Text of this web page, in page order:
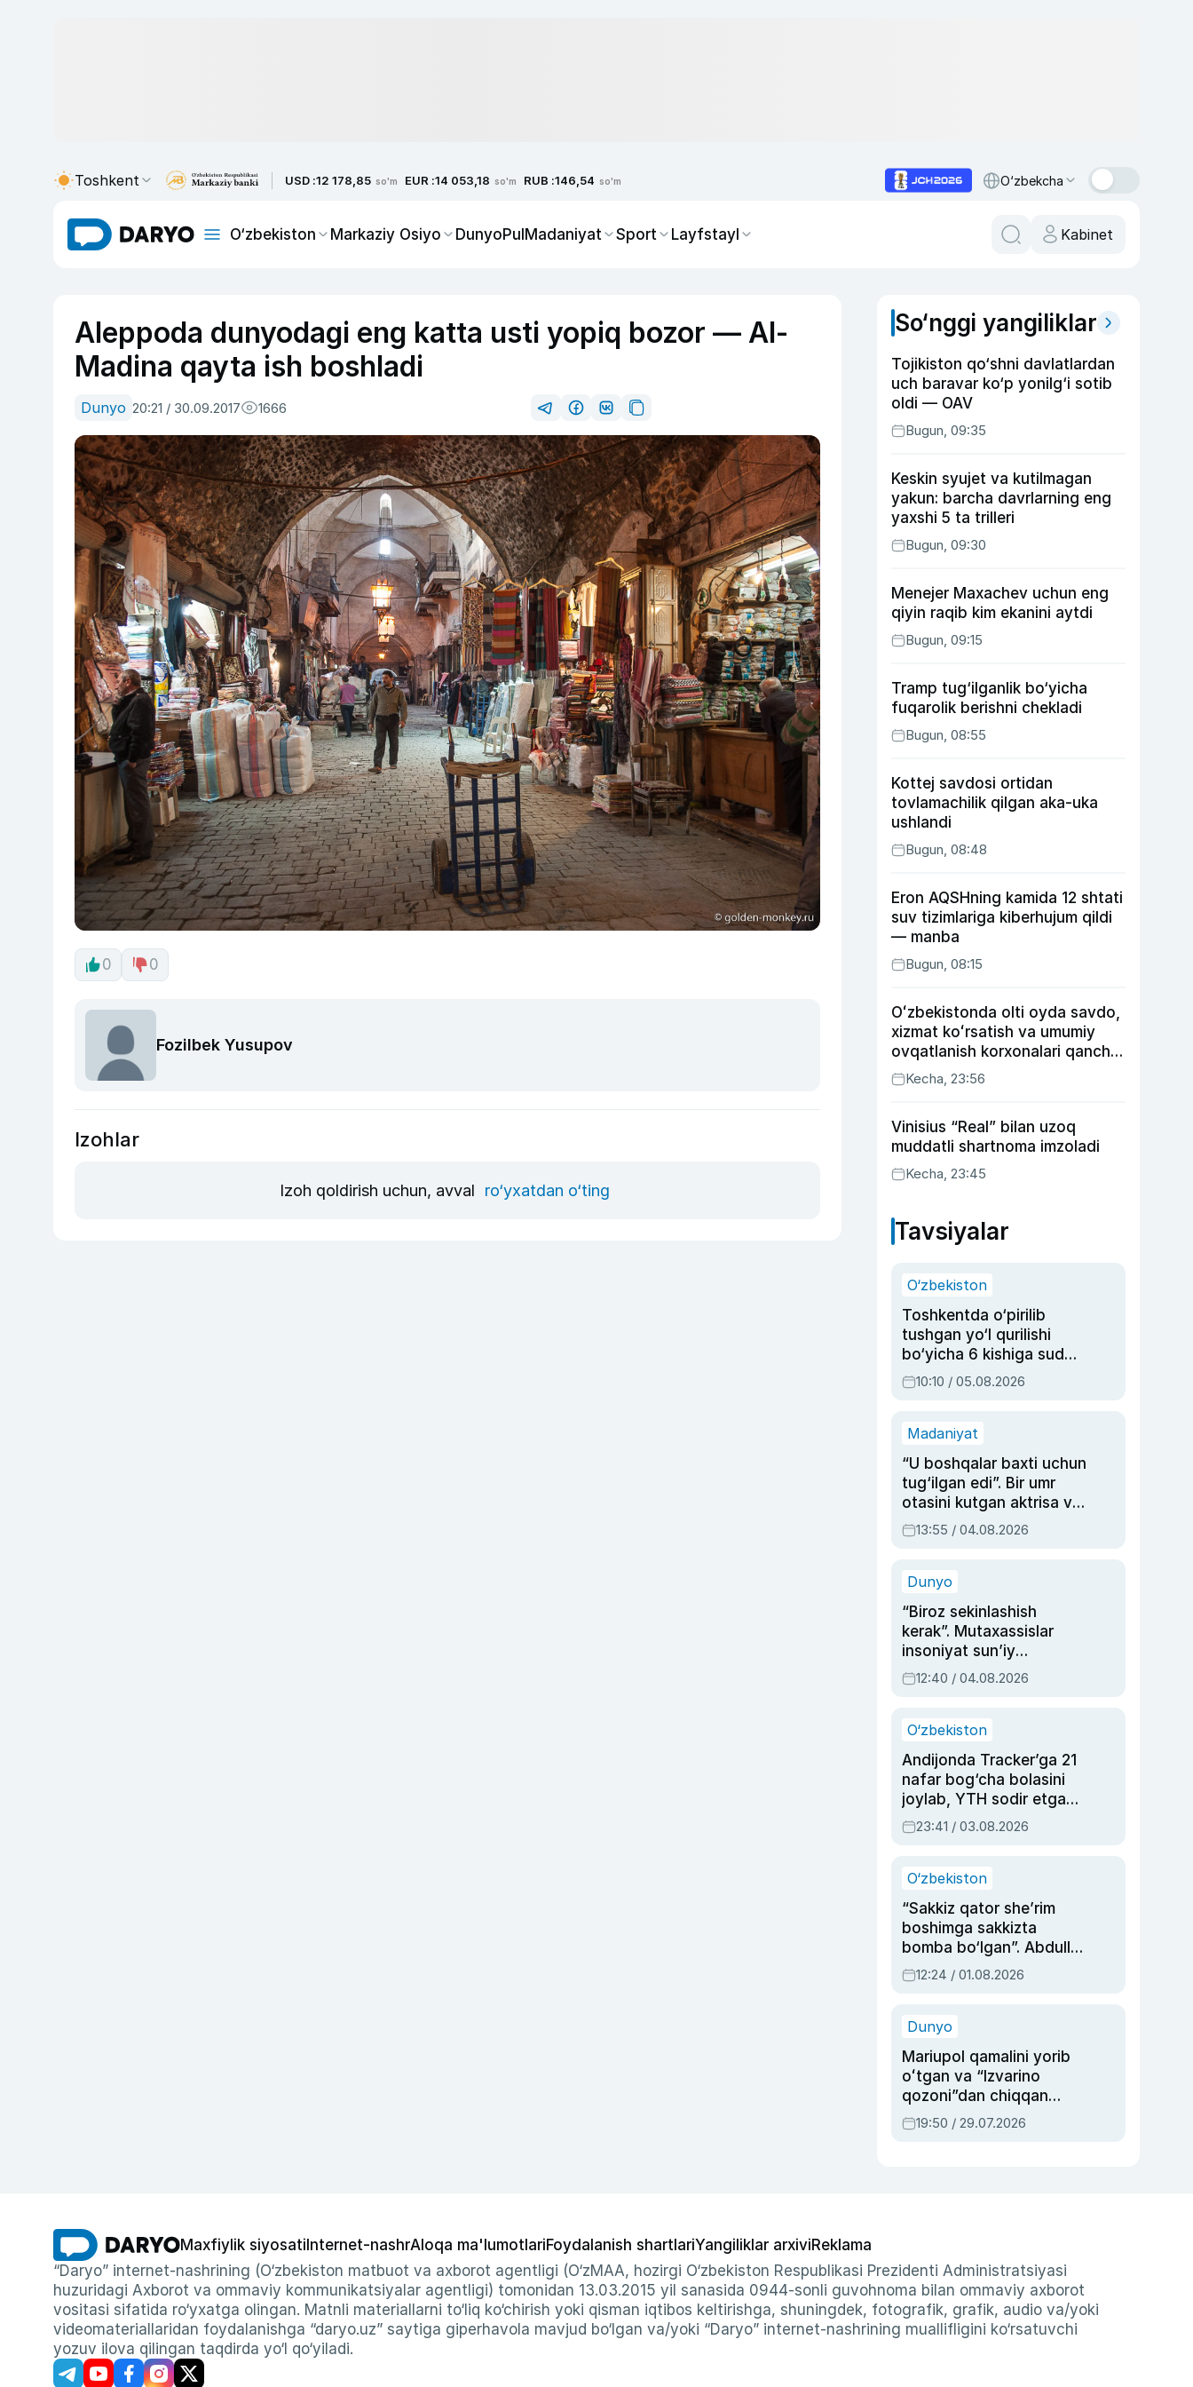
Toshkent USD :12 178,85 so'm EUR :14 053,18 so'm RUB :146,54 so'm O‘zbekcha
O‘zbekiston Markaziy Osiyo DunyoPulMadaniyat Sport Layfstayl Kabinet
Aleppoda dunyodagi eng katta usti yopiq bozor — Al-
Madina qayta ish boshladi
Dunyo 20:21 / 30.09.2017 1666
0 0
Fozilbek Yusupov
Izohlar
Izoh qoldirish uchun, avval ro‘yxatdan o‘ting
So‘nggi yangiliklar
Tojikiston qo‘shni davlatlardan
uch baravar ko‘p yonilg‘i sotib
oldi — OAV
Bugun, 09:35
Keskin syujet va kutilmagan
yakun: barcha davrlarning eng
yaxshi 5 ta trilleri
Bugun, 09:30
Menejer Maxachev uchun eng
qiyin raqib kim ekanini aytdi
Bugun, 09:15
Tramp tug‘ilganlik bo‘yicha
fuqarolik berishni chekladi
Bugun, 08:55
Kottej savdosi ortidan
tovlamachilik qilgan aka-uka
ushlandi
Bugun, 08:48
Eron AQSHning kamida 12 shtati
suv tizimlariga kiberhujum qildi
— manba
Bugun, 08:15
Oʻzbekistonda olti oyda savdo,
xizmat koʻrsatish va umumiy
ovqatlanish korxonalari qancha
soliq toʻlagani ochiqlandi
Kecha, 23:56
Vinisius “Real” bilan uzoq
muddatli shartnoma imzoladi
Kecha, 23:45
Tavsiyalar
O‘zbekiston
Toshkentda o‘pirilib
tushgan yo‘l qurilishi
bo‘yicha 6 kishiga sud
hukmi o‘qildi
10:10 / 05.08.2026
Madaniyat
“U boshqalar baxti uchun
tug‘ilgan edi”. Bir umr
otasini kutgan aktrisa va
dublyaj ustasi Rimma
Ahmedovaning
13:55 / 04.08.2026
Dunyo
“Biroz sekinlashish
kerak”. Mutaxassislar
insoniyat sun’iy
intellektni boshqara
olmay qolishidan xavotir
12:40 / 04.08.2026
O‘zbekiston
Andijonda Tracker’ga 21
nafar bog‘cha bolasini
joylab, YTH sodir etgan
ayolga sud hukmi o‘qildi
23:41 / 03.08.2026
O‘zbekiston
“Sakkiz qator she’rim
boshimga sakkizta
bomba bo‘lgan”. Abdulla
Oripovni siyosiy
ayblovlardan asrab
12:24 / 01.08.2026
Dunyo
Mariupol qamalini yorib
oʻtgan va “Izvarino
qozoni”dan chiqqan
qahramon — Ukraina
armiyasi bosh
19:50 / 29.07.2026
Maxfiylik siyosati Internet-nashrAloqa ma'lumotlariFoydalanish shartlariYangiliklar arxiviReklama
“Daryo” internet-nashrining (O‘zbekiston matbuot va axborot agentligi (O‘zMAA, hozirgi O‘zbekiston Respublikasi Prezidenti Administratsiyasi
huzuridagi Axborot va ommaviy kommunikatsiyalar agentligi) tomonidan 13.03.2015 yil sanasida 0944-sonli guvohnoma bilan ommaviy axborot
vositasi sifatida ro‘yxatga olingan. Matnli materiallarni to‘liq ko‘chirish yoki qisman iqtibos keltirishga, shuningdek, fotografik, grafik, audio va/yoki
videomateriallaridan foydalanishga “daryo.uz” saytiga giperhavola mavjud bo‘lgan va/yoki “Daryo” internet-nashrining muallifligini ko‘rsatuvchi
yozuv ilova qilingan taqdirda yo‘l qo‘yiladi.